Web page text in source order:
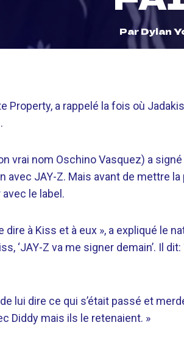
ParDylan
Property, a rappelé la fois où
vrai nom Oschino Vasquez) a
avec JAY-Z. Mais avant de mettre la
le label.
dire à Kiss et à eux », a expliqué le
‘JAY-Z va me signer demain’. Il
lui dire ce qui s’était passé et
Diddy mais ils le retenaient. »